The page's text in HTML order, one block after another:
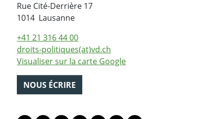
Rue Cité-Derrière 17
1014 LausanneSuisse
+41 21 316 44 00
droits-politiques(at)vd.ch
Visualiser sur la carte Google
NOUS ÉCRIRE